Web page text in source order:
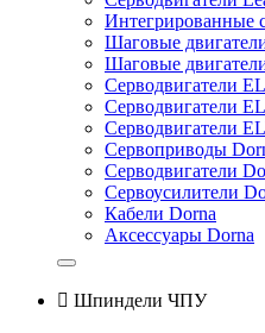
Интегрированные
Шаговые
Шаговые
Серводвигатели
Серводвигатели
Серводвигатели
Сервоприводы
Серводвигатели
Сервоусилители
Кабели Dorna
Аксессуары Dorna
 Шпиндели ЧПУ